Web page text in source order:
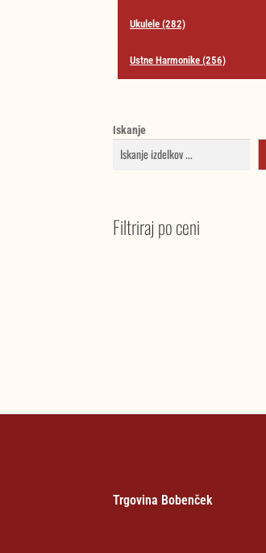
Ukulele(282)
Ustne Harmonike(256)
Iskanje
Filtriraj po ceni
Trgovina Bobenček